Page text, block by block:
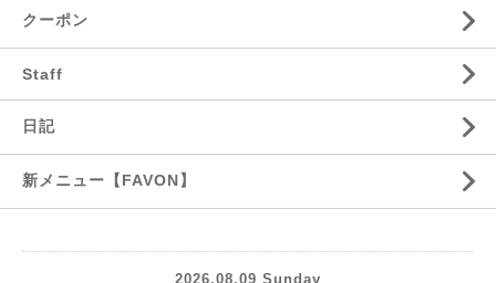
クーポン
Staff
日記
新メニュー【FAVON】
2026.08.09 Sunday